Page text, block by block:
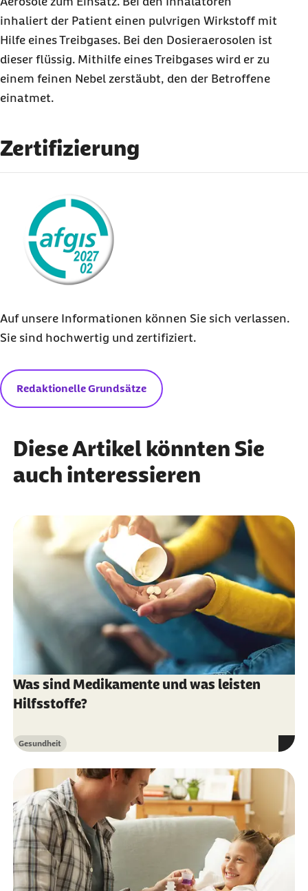
inhaliert der Patient einen pulvrigen Wirkstoff mit
Hilfe eines Treibgases. Bei den Dosieraerosolen ist
dieser flüssig. Mithilfe eines Treibgases wird er zu
einem feinen Nebel zerstäubt, den der Betroffene
einatmet.
Zertifizierung
Auf unsere Informationen können Sie sich verlassen.
Sie sind hochwertig und zertifiziert.
Redaktionelle Grundsätze
Diese Artikel könnten Sie
auch interessieren
Was sind Medikamente und was leisten
Hilfsstoffe?
Kategorie
Gesundheit